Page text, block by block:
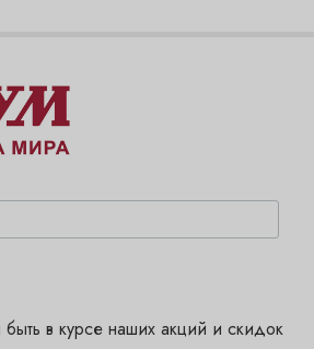
в курсе наших акций и скидок